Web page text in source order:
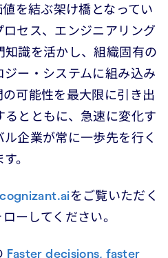
を結ぶ架け橋となってい
セス、エンジニアリング
知識を活かし、組織固有の
ー・システムに組み込み
可能性を最大限に引き出
るとともに、急速に変化す
企業が常に一歩先を行く
。
をご覧いただく
ーしてください。
Faster decisions, faster